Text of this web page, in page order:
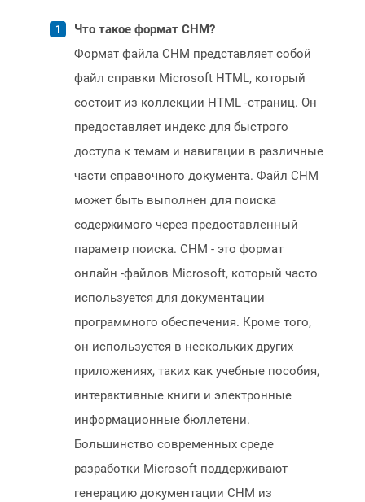
Что такое формат CHM?
Формат файла CHM представляет собой
файл справки Microsoft HTML, который
состоит из коллекции HTML -страниц. Он
предоставляет индекс для быстрого
доступа к темам и навигации в различные
части справочного документа. Файл CHM
может быть выполнен для поиска
содержимого через предоставленный
параметр поиска. CHM - это формат
онлайн -файлов Microsoft, который часто
используется для документации
программного обеспечения. Кроме того,
он используется в нескольких других
приложениях, таких как учебные пособия,
интерактивные книги и электронные
информационные бюллетени.
Большинство современных среде
разработки Microsoft поддерживают
генерацию документации CHM из